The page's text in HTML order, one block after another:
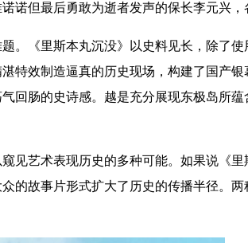
诺但最后勇敢为逝者发声的保长李元兴，
。《里斯本丸沉没》以史料见长，除了
特效制造逼真的历史现场，构建了国产
回肠的史诗感。越是充分展现东极岛所
见艺术表现历史的多种可能。如果说《
的故事片形式扩大了历史的传播半径。